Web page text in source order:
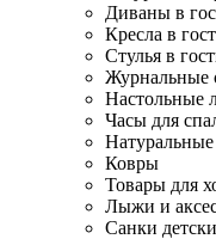
Диваны в
Кресла в
Стулья в
Журнальные
Настольные
Часы для
Ковры
Товары для
Лыжи и
Санки